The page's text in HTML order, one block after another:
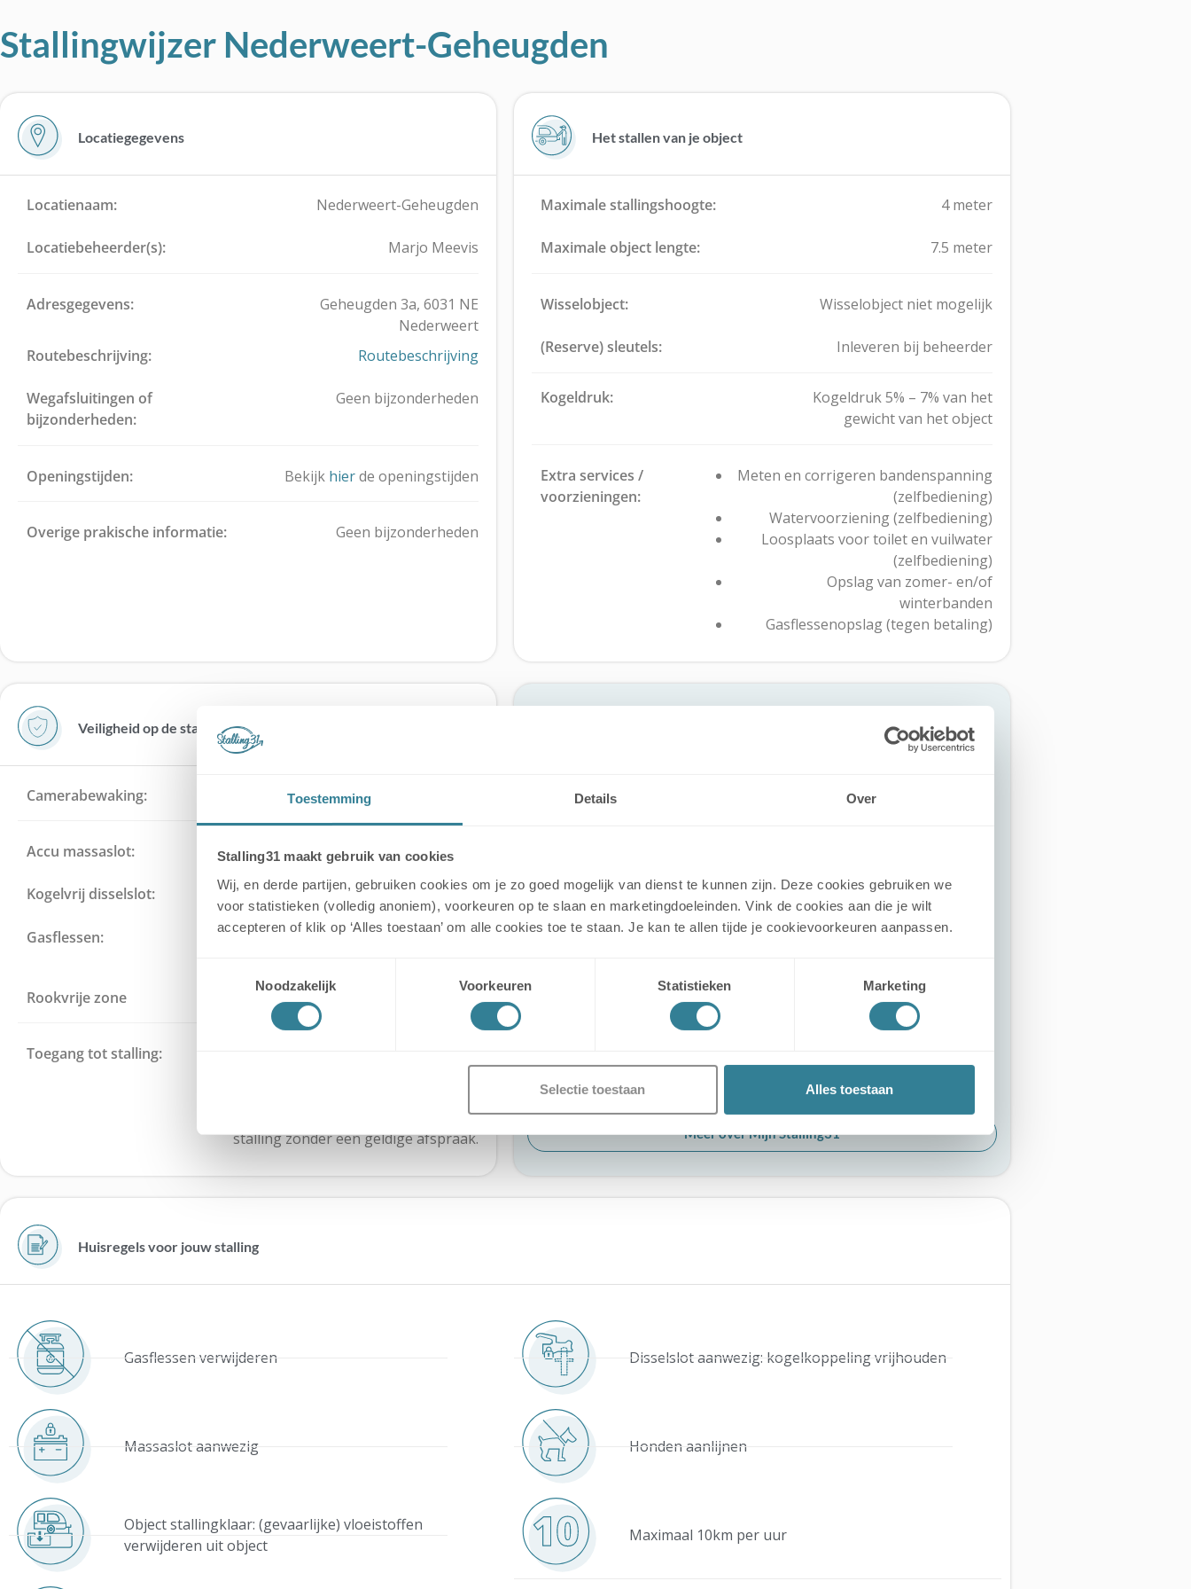
Toestemming Details Over
Stalling31 maakt gebruik van cookies
Wij, en derde partijen, gebruiken cookies om je zo goed mogelijk van dienst te kunnen zijn. Deze cookies gebruiken we
voor statistieken (volledig anoniem), voorkeuren op te slaan en marketingdoeleinden. Vink de cookies aan die je wilt
accepteren of klik op ‘Alles toestaan’ om alle cookies toe te staan. Je kan te allen tijde je cookievoorkeuren aanpassen.
Noodzakelijk
Voorkeuren Statistieken Marketing
Selectie toestaan Alles toestaan
Stallingwijzer Nederweert-Geheugden
Locatiegegevens
Locatienaam: Nederweert-Geheugden
Locatiebeheerder(s): Marjo Meevis
Adresgegevens:
Geheugden 3a, 6031 NE
Nederweert
Routebeschrijving:
Routebeschrijving
Wegafsluitingen of
bijzonderheden:
Geen bijzonderheden
Openingstijden: Bekijk hierde openingstijden
Overige prakische informatie: Geen bijzonderheden
Het stallen van je object
Maximale stallingshoogte: 4 meter
Maximale object lengte: 7.5 meter
Wisselobject: Wisselobject niet mogelijk
(Reserve) sleutels: Inleveren bij beheerder
Kogeldruk:
Kogeldruk 5% – 7% van het
gewicht van het object
Extra services /
voorzieningen:
Meten en corrigeren bandenspanning
(zelfbediening)
Watervoorziening (zelfbediening)
Loosplaats voor toilet en vuilwater
(zelfbediening)
Opslag van zomer- en/of
winterbanden
Gasflessenopslag (tegen betaling)
Veiligheid op de stalling
Camerabewaking: Ja, 24/7 aanwezig
Accu massaslot: Sterk aangeraden
Kogelvrij disselslot: Een kogelvrij disselslot is verplicht
Gasflessen:
Gasflessen verboden in het object te
Rookvrije zone
De gehele stalling is een rookvrije zone
Toegang tot stalling:
afspraak. Niemand heeft toegang tot de
stalling zonder een geldige afspraak.
Het gemak van Mijn Stalling31
halen, brengen en bezoeken van jouw object.
✓Afspraken maken en beheren
✓Informatie over je stalling & pakket
✓Contract(en) en facturen inzien
Meer over Mijn Stalling31
Huisregels voor jouw stalling
Gasflessen verwijderen
Massaslot aanwezig
Object stallingklaar: (gevaarlijke) vloeistoffen
verwijderen uit object
Disselslot aanwezig: kogelkoppeling vrijhouden
Honden aanlijnen
Maximaal 10km per uur